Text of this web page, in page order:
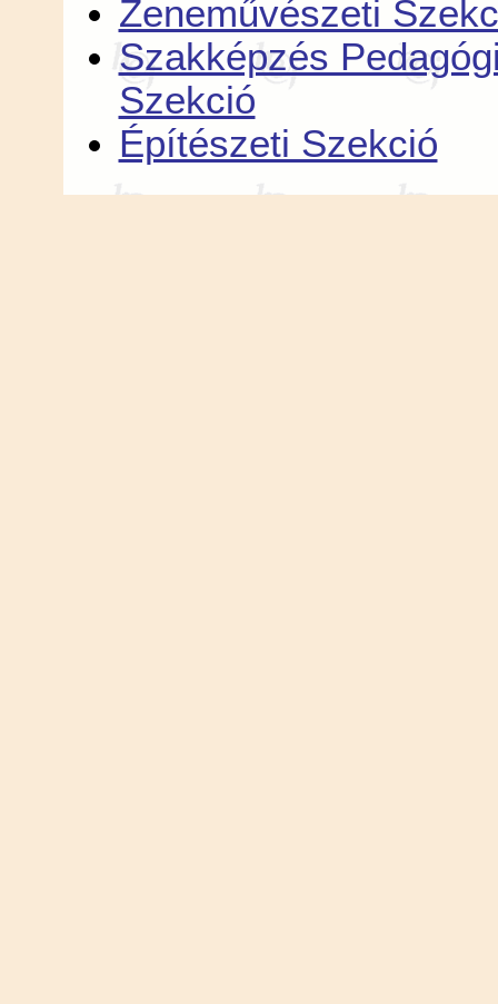
Zeneművészeti
Szakképzés
Szekció
Építészeti Szekció